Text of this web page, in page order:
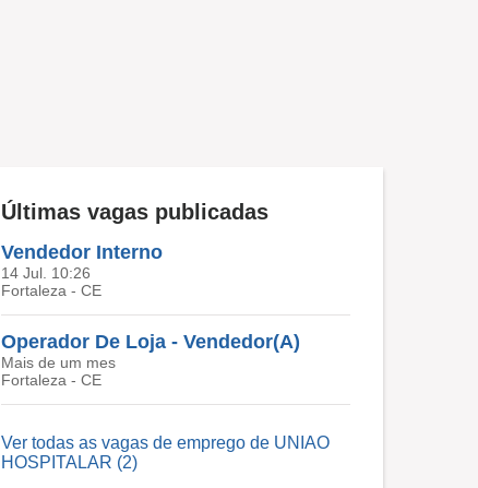
Últimas vagas publicadas
Vendedor Interno
14 Jul. 10:26
Fortaleza - CE
Operador De Loja - Vendedor(A)
Mais de um mes
Fortaleza - CE
Ver todas as vagas de emprego de UNIAO
HOSPITALAR (2)